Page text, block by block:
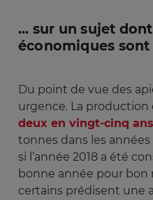
... sur un sujet
économiques
Du point de vue des
urgence. La production
deux en vingt-cinq ans
tonnes dans les années
si l’année 2018 a été
bonne année pour bon
certains prédisent une